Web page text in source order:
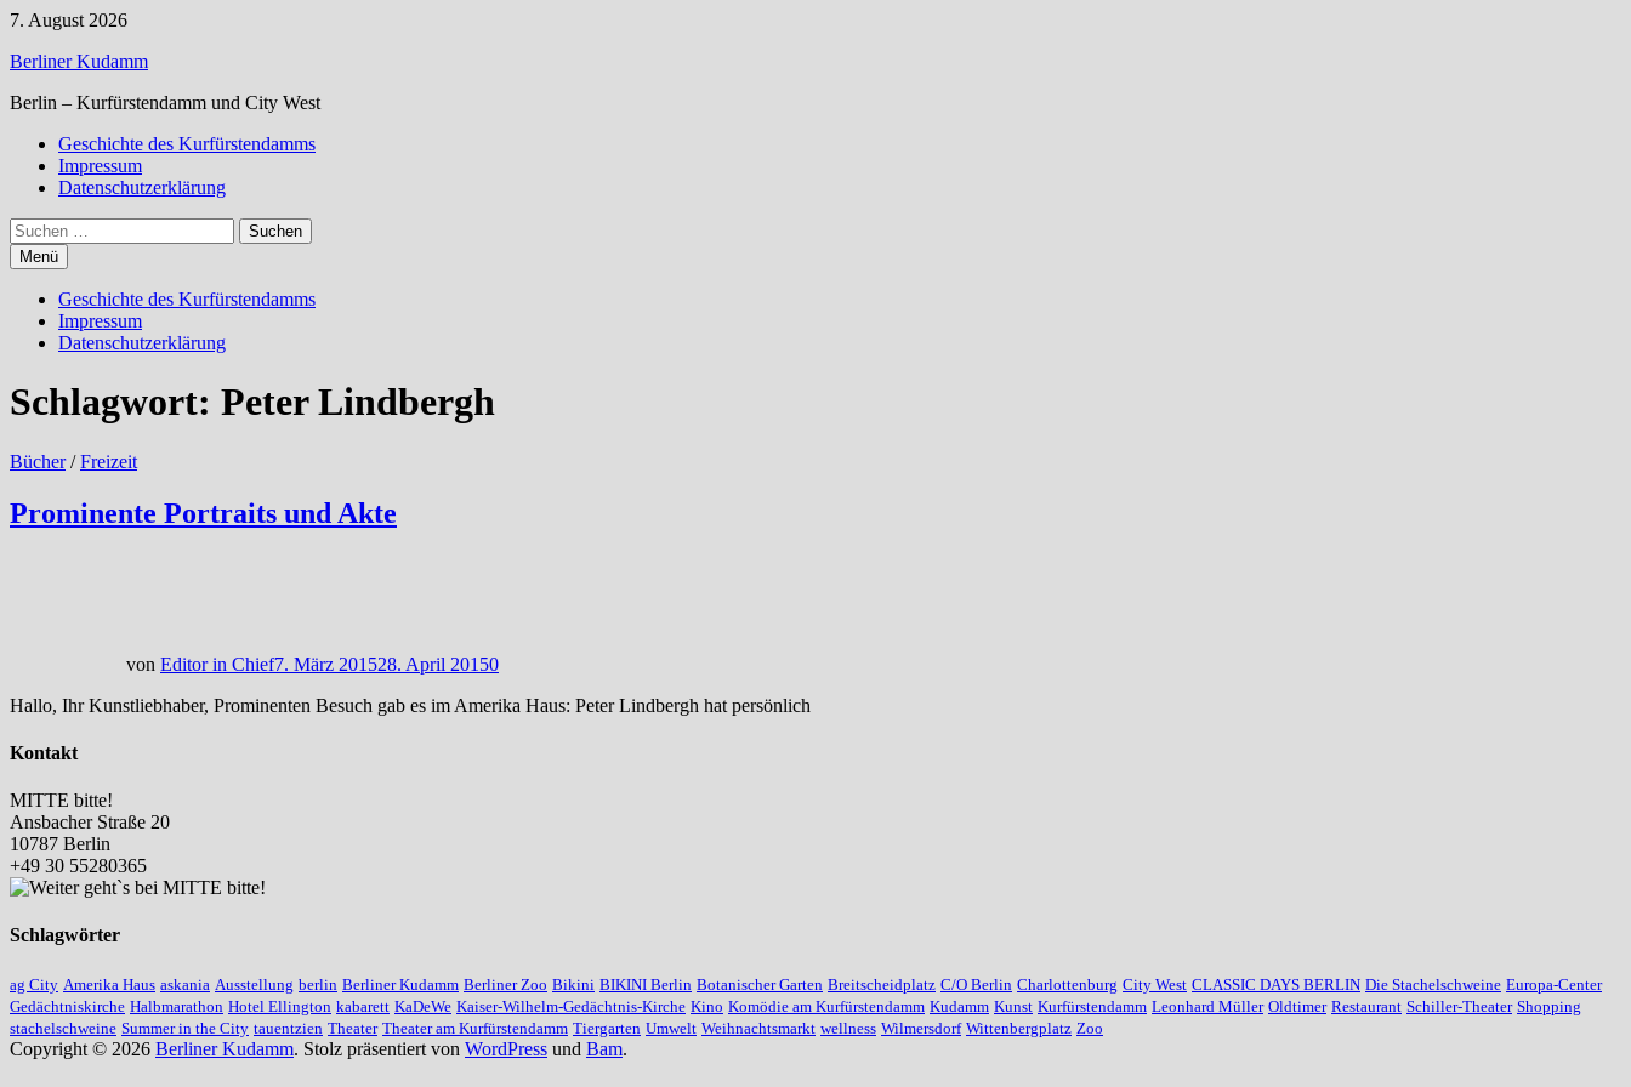
Zum
springen
7. August 2026
Berliner Kudamm
Berlin – Kurfürstendamm und City West
Geschichte des Kurfürstendamms
Impressum
Datenschutzerklärung
Suchen
nach:
Menü
Geschichte des Kurfürstendamms
Impressum
Datenschutzerklärung
Schlagwort: Peter Lindbergh
Bücher/Freizeit
Prominente Portraits und Akte
von Editor in Chief7. März 201528. April 20150
Hallo, Ihr Kunstliebhaber, Prominenten Besuch gab es im Amerika Haus: Peter Lindbergh hat persönlich
Kontakt
MITTE bitte!
Ansbacher Straße 20
10787 Berlin
+49 30 55280365
Schlagwörter
ag City Amerika Haus askania Ausstellung berlin Berliner Kudamm Berliner Zoo Bikini BIKINI Berlin Botanischer Garten Breitscheidplatz C/O Berlin Charlottenburg City West CLASSIC DAYS BERLIN Die Stachelschweine Europa-Center
Gedächtniskirche Halbmarathon Hotel Ellington kabarett KaDeWe Kaiser-Wilhelm-Gedächtnis-Kirche Kino Komödie am Kurfürstendamm Kudamm Kunst Kurfürstendamm Leonhard Müller Oldtimer Restaurant Schiller-Theater Shopping
stachelschweine Summer in the City tauentzien Theater Theater am Kurfürstendamm Tiergarten Umwelt Weihnachtsmarkt wellness Wilmersdorf Wittenbergplatz Zoo
Copyright © 2026 Berliner Kudamm. Stolz präsentiert von WordPress und Bam.